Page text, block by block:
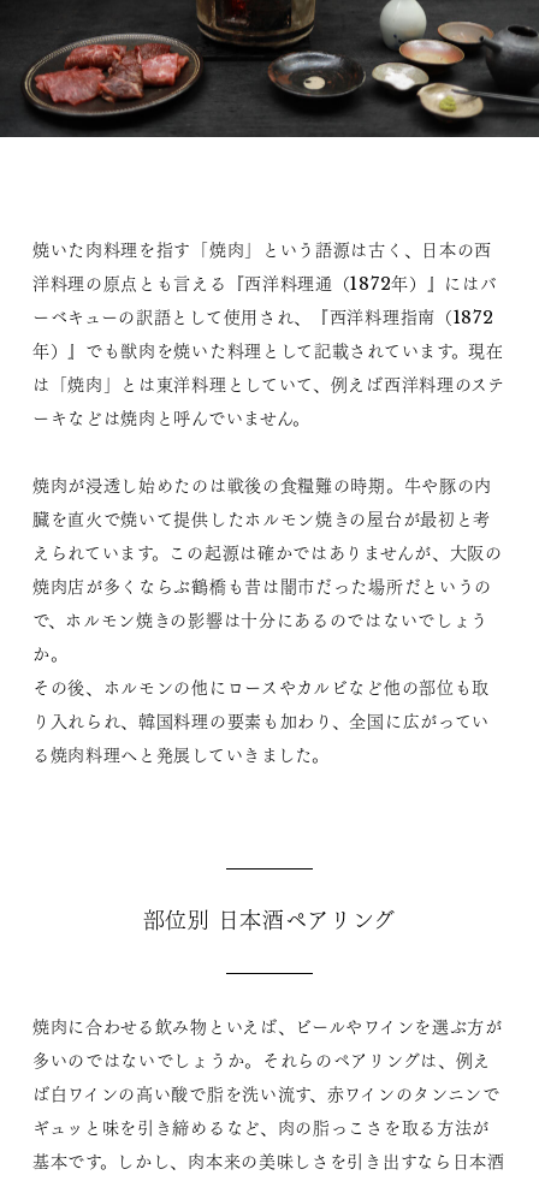
焼いた肉料理を指す「焼肉」という語源は古く、日本の西
洋料理の原点とも言える『西洋料理通（1872年）』にはバ
ーベキューの訳語として使用され、『西洋料理指南（1872
年）』でも獣肉を焼いた料理として記載されています。現在
は「焼肉」とは東洋料理としていて、例えば西洋料理のステ
ーキなどは焼肉と呼んでいません。
焼肉が浸透し始めたのは戦後の食糧難の時期。牛や豚の内
臓を直火で焼いて提供したホルモン焼きの屋台が最初と考
えられています。この起源は確かではありませんが、大阪の
焼肉店が多くならぶ鶴橋も昔は闇市だった場所だというの
で、ホルモン焼きの影響は十分にあるのではないでしょう
か。
その後、ホルモンの他にロースやカルビなど他の部位も取
り入れられ、韓国料理の要素も加わり、全国に広がってい
る焼肉料理へと発展していきました。
部位別 日本酒ペアリング
焼肉に合わせる飲み物といえば、ビールやワインを選ぶ方が
多いのではないでしょうか。それらのペアリングは、例え
ば白ワインの高い酸で脂を洗い流す、赤ワインのタンニンで
ギュッと味を引き締めるなど、肉の脂っこさを取る方法が
基本です。しかし、肉本来の美味しさを引き出すなら日本酒